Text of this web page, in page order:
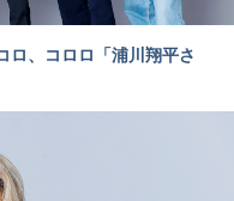
、コロロ「浦川翔平さ